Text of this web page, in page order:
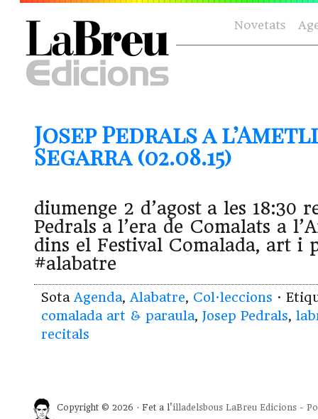
Novetats
Josep Pedrals a
Segarra (02.08.15)
diumenge 2 d’agost a les 18:30
Pedrals a l’era de Comalats a
dins el Festival Comalada, art i
#alabatre
Sota Agenda, Alabatre, Col·leccions ·
comalada art & paraula, Josep Pedrals,
recitals
Copyright © 2026 · Fet a l'illadelsbous LaBreu Edicions -